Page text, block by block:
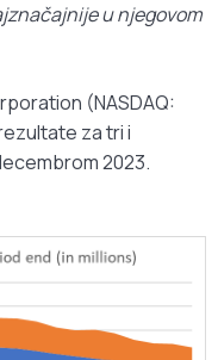
u njegovom
(NASDAQ:
za tri i
2023.